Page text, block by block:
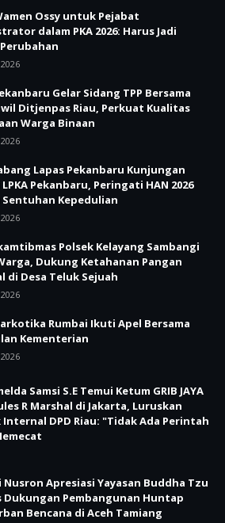
Ossy untuk Pejabat
dalam PKA 2026: Harus Jadi
Gelar Sidang TPP Bersama
Ditjenpas Riau, Perkuat Kualitas
Warga Binaan
Lapas Pekanbaru Kunjungan
Pekanbaru, Peringati HAN 2026
Kepedulian
Polsek Kelayang Sambangi
Dukung Ketahanan Pangan
di Desa Teluk Sejuah
Rumbai Ikuti Apel Bersama
Kementerian
Samsi S.E Temui Ketum GRIB JAYA
R Marshal di Jakarta, Luruskan
Internal DPD Riau: "Tidak Ada Perintah
Apresiasi Yayasan Buddha Tzu
Dukungan Pembangunan Huntap
Bencana di Aceh Tamiang